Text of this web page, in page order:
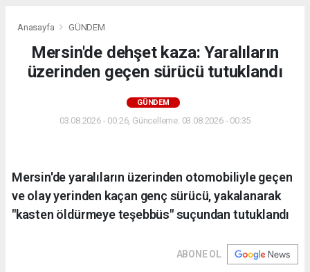
Anasayfa GÜNDEM
Mersin'de dehşet kaza: Yaralıların
üzerinden geçen sürücü tutuklandı
GÜNDEM
03.08.2026 - 00:26, Güncelleme: 03.08.2026 - 00:35
Mersin'de yaralıların üzerinden otomobiliyle geçen
ve olay yerinden kaçan genç sürücü, yakalanarak
"kasten öldürmeye teşebbüs" suçundan tutuklandı
ABONE OL